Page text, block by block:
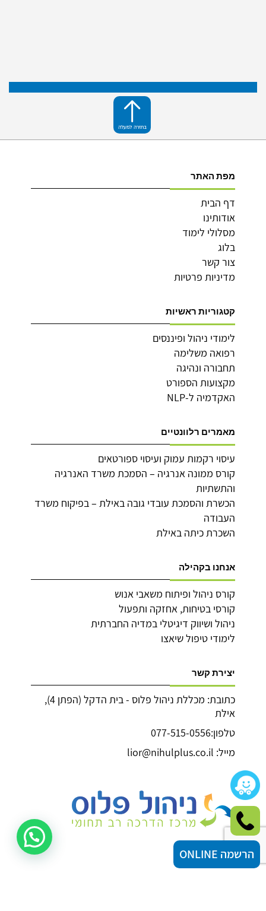
הרשמה ONLINE
בחזרה למעלה
מפת האתר
דף הבית
אודותינו
מסלולי לימוד
בלוג
צור קשר
מדיניות פרטיות
קטגוריות ראשיות
לימודי ניהול ופיננסים
רפואה משלימה
תחבורה ונהיגה
מקצועות הספורט
האקדמיה ל-NLP
מאמרים רלוונטיים
עיסוי רקמות עמוק ועיסוי ספורטאים
קורס ממונה אנרגיה – הסמכת משרד האנרגיה
והתשתיות
הכשרת והסמכת עובדי גובה באילת – בפיקוח משרד
העבודה
השכרת כיתה באילת
אנחנו בקהילה
קורס ניהול ופיתוח משאבי אנוש
קורסי בטיחות, אחזקה ותפעול
ניהול ושיווק דיגיטלי במדיה החברתית
לימודי טיפול שיאצו
יצירת קשר
כתובת: מכללת ניהול פלוס - בית הדקל (הפתן 4),
אילת
טלפון:077-515-0556
מייל: lior@nihulplus.co.il